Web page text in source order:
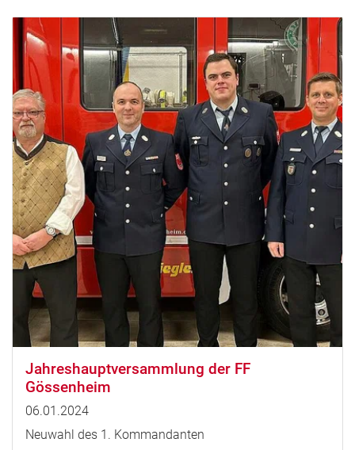
Jahreshauptversammlung der FF
Gössenheim
06.01.2024
Neuwahl des 1. Kommandanten